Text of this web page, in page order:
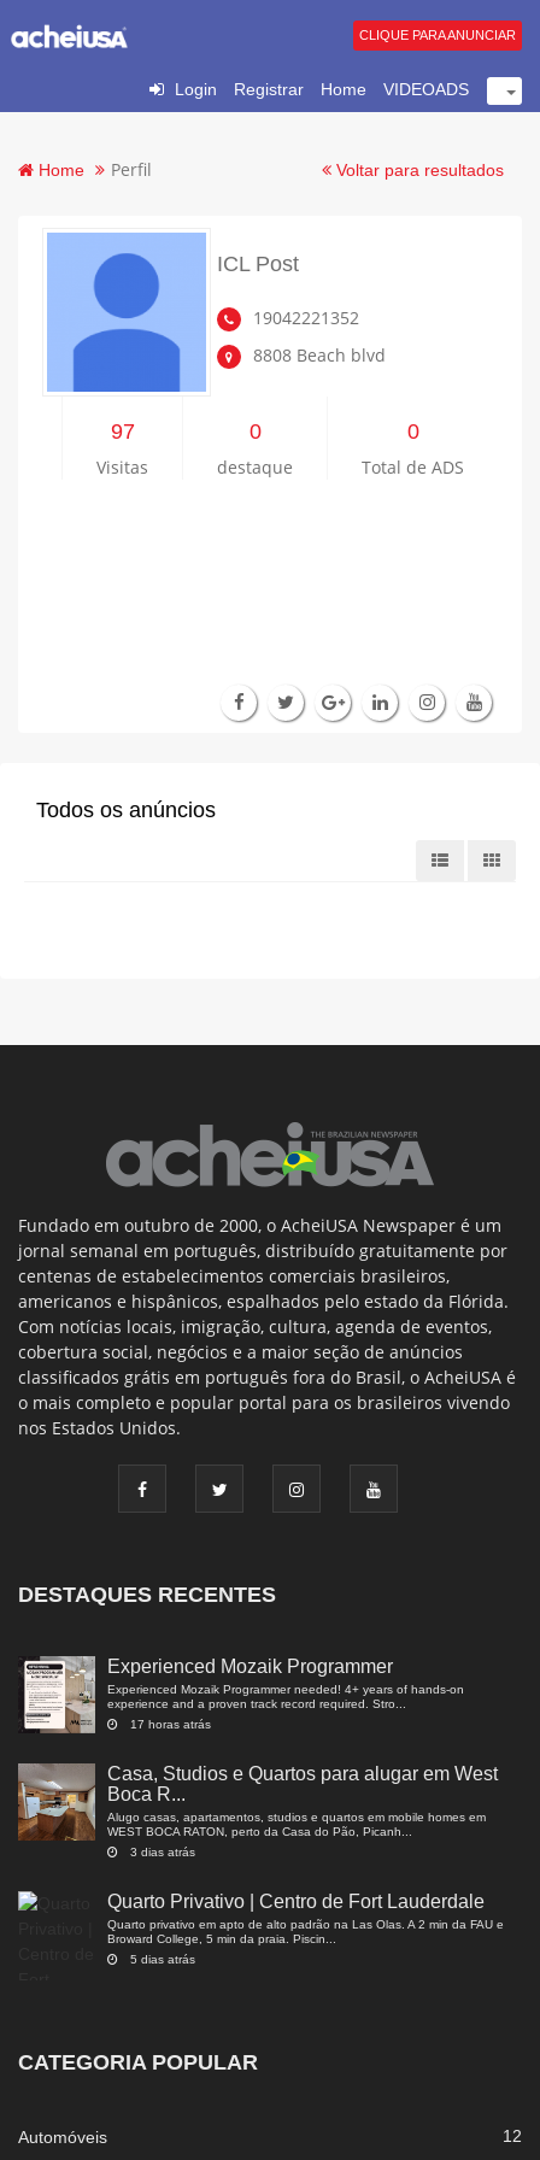
Login Registrar Home VIDEOADS
CLIQUE PARA ANUNCIAR
Home Perfil Voltar para resultados
ICL Post
19042221352
8808 Beach blvd
97
Visitas
0
destaque
0
Total de ADS
Todos os anúncios
Fundado em outubro de 2000, o AcheiUSA Newspaper é um
jornal semanal em português, distribuído gratuitamente por
centenas de estabelecimentos comerciais brasileiros,
americanos e hispânicos, espalhados pelo estado da Flórida.
Com notícias locais, imigração, cultura, agenda de eventos,
cobertura social, negócios e a maior seção de anúncios
classificados grátis em português fora do Brasil, o AcheiUSA é
o mais completo e popular portal para os brasileiros vivendo
nos Estados Unidos.
DESTAQUES RECENTES
Experienced Mozaik Programmer
Experienced Mozaik Programmer needed! 4+ years of hands-on
experience and a proven track record required. Stro...
17 horas atrás
Casa, Studios e Quartos para alugar em West
Boca R...
Alugo casas, apartamentos, studios e quartos em mobile homes em
WEST BOCA RATON, perto da Casa do Pão, Picanh...
3 dias atrás
Quarto Privativo | Centro de Fort Lauderdale
Quarto privativo em apto de alto padrão na Las Olas. A 2 min da FAU e
Broward College, 5 min da praia. Piscin...
5 dias atrás
CATEGORIA POPULAR
Automóveis 12